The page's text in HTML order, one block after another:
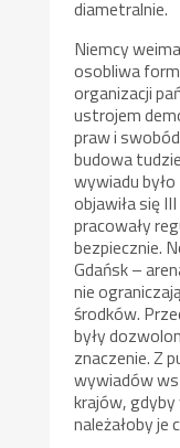
diametralnie.
Niemcy
osobliwa
organizacji
ustrojem
praw i
budowa
wywiadu
objawiła się
pracowały
bezpiecznie.
Gdańsk –
nie
środków.
były
znaczenie. Z
wywiadów
krajów,
należałoby je